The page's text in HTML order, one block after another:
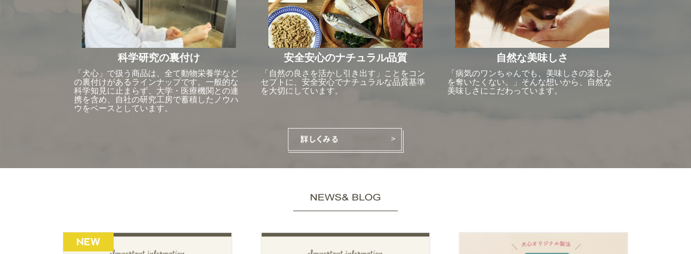
科学研究の裏付け
「犬心」で扱う商品は、全て動物栄養学など
の裏付けがあるラインナップです。一般的な
科学知見に止まらず、大学・医療機関との連
携を含め、自社の研究工房で蓄積したノウハ
ウをベースとしています。
安全安心のナチュラル品質
「自然の良さを活かし引き出す」ことをコン
セプトに、安全安心でナチュラルな品質基準
を大切にしています。
自然な美味しさ
「病気のワンちゃんでも、美味しさの楽しみ
を奪いたくない。」そんな想いから、自然な
美味しさにこだわっています。